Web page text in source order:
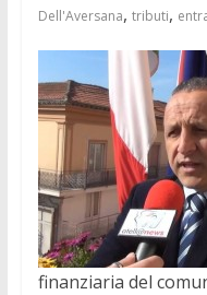
Dell'Aversana, tributi,
finanziaria del